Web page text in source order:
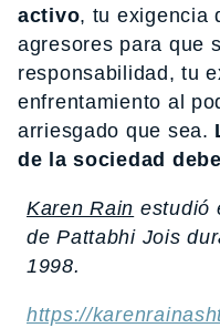
activo, tu exigencia
agresores para que
responsabilidad, tu
enfrentamiento al
arriesgado que sea.
de la sociedad
Karen Rain estudió
de Pattabhi Jois
1998.
https://